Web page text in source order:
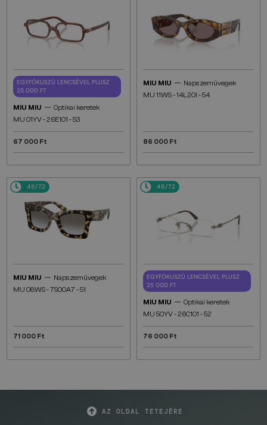
EGYFÓKUSZÚ LENCSÉVEL PLUSZ
25 000 FT
MIU MIU — Optikai keretek
MU 01YV - 26E1O1 - 53
67 000 Ft
MIU MIU — Napszemüvegek
MU 11WS - 14L20I - 54
86 000 Ft
48/72
MIU MIU — Napszemüvegek
MU 08WS - 7S00A7 - 51
71 000 Ft
48/72
EGYFÓKUSZÚ LENCSÉVEL PLUSZ
25 000 FT
MIU MIU — Optikai keretek
MU 50YV - 26C1O1 - 52
76 000 Ft
AZ OLDAL TETEJÉRE